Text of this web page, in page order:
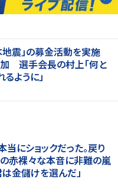
地震」の募金活動を実施
加 選手会長の村上「何と
ように」
当にショックだった。戻り
赤裸々な本音に非難の嵐
は金儲けを選んだ」